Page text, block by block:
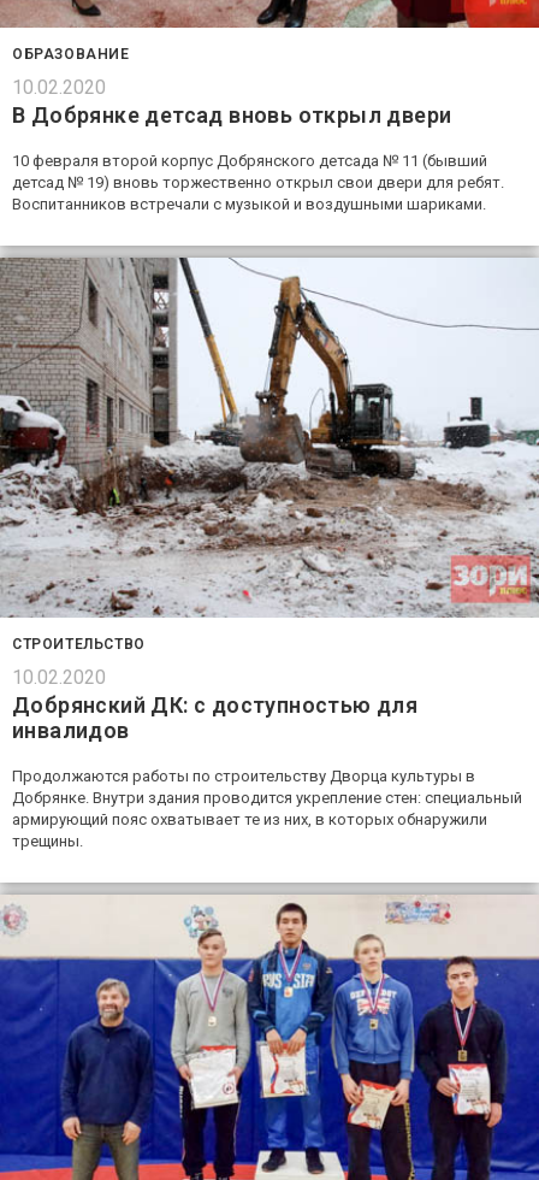
ОБРАЗОВАНИЕ
10.02.2020
В Добрянке детсад вновь открыл двери
10 февраля второй корпус Добрянского детсада № 11 (бывший
детсад № 19) вновь торжественно открыл свои двери для ребят.
Воспитанников встречали с музыкой и воздушными шариками.
СТРОИТЕЛЬСТВО
10.02.2020
Добрянский ДК: с доступностью для
инвалидов
Продолжаются работы по строительству Дворца культуры в
Добрянке. Внутри здания проводится укрепление стен: специальный
армирующий пояс охватывает те из них, в которых обнаружили
трещины.